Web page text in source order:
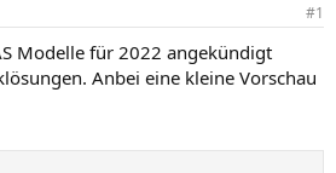
#1
Modelle für 2022 angekündigt
Anbei eine kleine Vorschau